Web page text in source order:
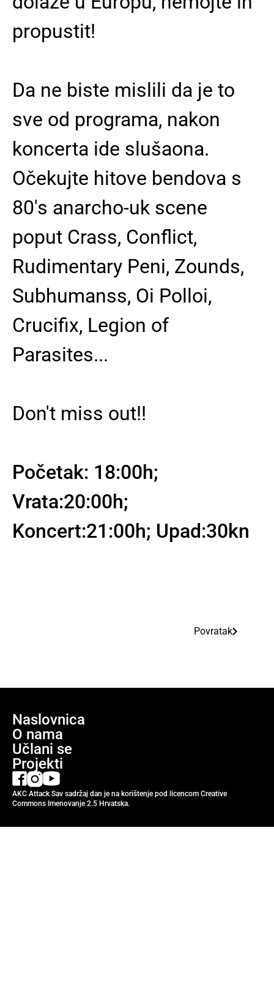
propustit!
Da ne biste mislili da je to
sve od programa, nakon
koncerta ide slušaona.
Očekujte hitove bendova s
80's anarcho-uk scene
poput Crass, Conflict,
Rudimentary Peni, Zounds,
Subhumanss, Oi Polloi,
Crucifix, Legion of
Parasites...
Don't miss out!!
Početak: 18:00h;
Vrata:20:00h;
Koncert:21:00h; Upad:30kn
Povratak
Naslovnica
O nama
Učlani se
Projekti
AKC Attack Sav sadržaj dan je na korištenje pod licencom Creative
Commons Imenovanje 2.5 Hrvatska.